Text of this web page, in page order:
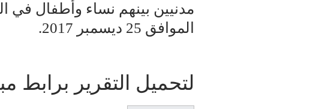
مدنيين بينهم نساء وأطفال في
الموافق 25 ديسمبر 2017.
لتحميل التقرير برابط